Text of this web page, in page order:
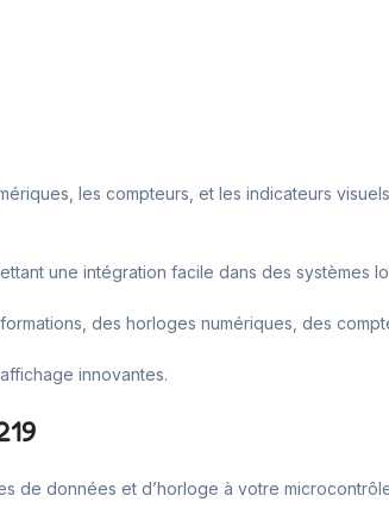
les compteurs, et les indicateurs
une intégration facile dans des systèmes
des horloges numériques, des
innovantes.
données et d’horloge à votre